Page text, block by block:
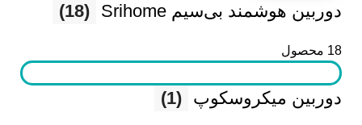
دوربین هوشمند بی‌سیم Srihome (18)
18 محصول
دوربین میکروسکوپ (1)